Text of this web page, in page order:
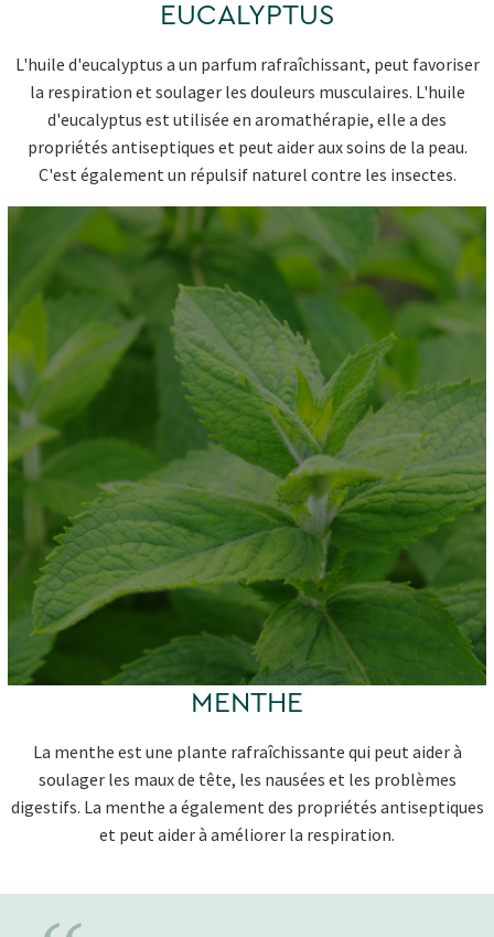
EUCALYPTUS
L'huile d'eucalyptus a un parfum rafraîchissant, peut favoriser
la respiration et soulager les douleurs musculaires. L'huile
d'eucalyptus est utilisée en aromathérapie, elle a des
propriétés antiseptiques et peut aider aux soins de la peau.
C'est également un répulsif naturel contre les insectes.
MENTHE
La menthe est une plante rafraîchissante qui peut aider à
soulager les maux de tête, les nausées et les problèmes
digestifs. La menthe a également des propriétés antiseptiques
et peut aider à améliorer la respiration.